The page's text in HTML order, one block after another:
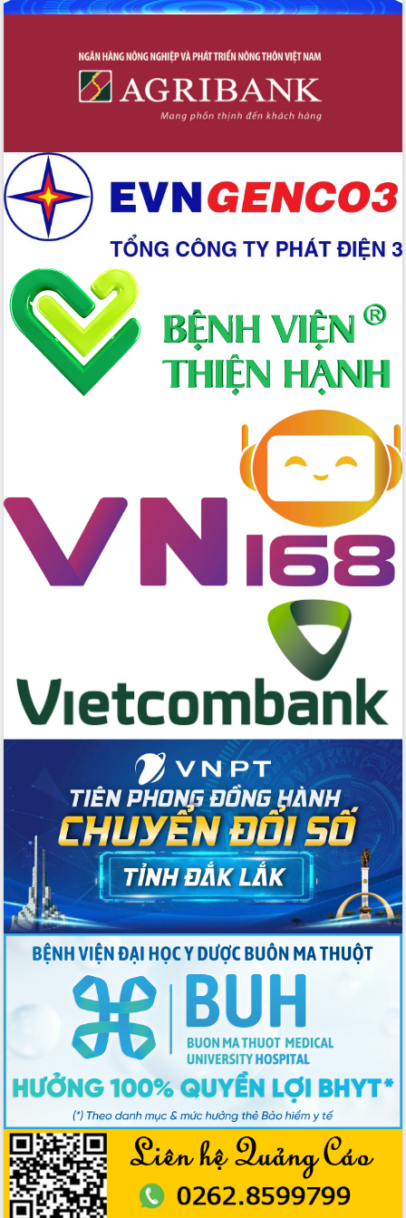
hiện nhiệm vụ quản lý tài sản công
Tháo gỡ những vướng mắc, đẩy mạnh
công tác cải cách thủ tục hành chính
tại Trung tâm Phục vụ hành chính
thi Sáng tạo Kỹ thuật 2024 - 2025
Đắk Lắk rà soát, điều chỉnh Đề án 190
về phát triển nuôi trồng thủy sản
Phó Chủ tịch UBND tỉnh Đắk Lắk
Trương Công Thái kiểm tra thực địa
Dự án cao tốc Khánh Hòa - Buôn Ma
Thuột
Định vị cà phê Việt Nam như một “di
sản sống” trong dòng chảy toàn cầu
Xây dựng nông thôn mới: Nâng cao đời
sống người dân từ những mô hình thiết
Quyết liệt tháo gỡ vướng mắc, đẩy
Đắk Lắk thời kỳ 2021-2030, tầm nhìn
đến năm 2050
Phát động chiến dịch 30 ngày đêm
giải phóng mặt bằng Tuyến đường bộ
ven biển
chuyển đổi số giai đoạn 2026 – 2030
với Tập đoàn Bưu chính Viễn thông
Việt Nam
Thứ trưởng Bộ Y tế làm việc với tỉnh
Đắk Lắk về phát triển nhân lực y tế
Du lịch Đắk Lắk nâng tầm trải nghiệm
du khách thông qua Hệ thống cơ sở dữ
liệu và Bản đồ số
Tập huấn ứng dụng trí tuệ nhân tạo (AI)
trong thương mại điện tử năm 2026
Đoàn đại biểu Quốc hội tỉnh Đắk Lắk
trao đổi thông tin trước Kỳ họp thứ
nhất, Quốc hội khóa XVI
Quyết liệt cải cách hành chính, khơi
thông nguồn lực phát triển
Nâng cao hiệu lực, hiệu quả HĐND
tỉnh thông qua hiện đại hóa hành chính
Xã Ea Phê gắn cải cách hành chính với
chuyển đổi số
Phó Chủ tịch Thường trực UBND tỉnh
Hồ Thị Nguyên Thảo làm việc tại Trung
tâm Phục vụ hành chính công xã Ea
Phê
Xây dựng nền hành chính số đồng
hành cùng nông dân dân, doanh nghiệp
Giai đoạn 2026-2030, Đắk Lắk phấn